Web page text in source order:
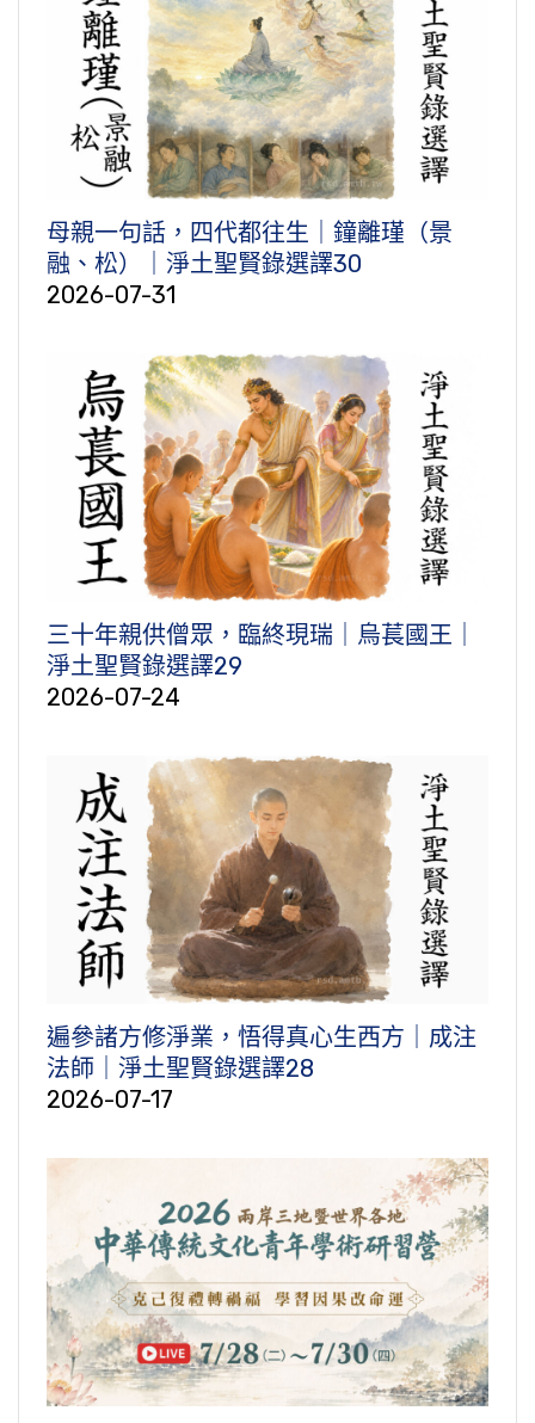
母親一句話，四代都往生｜鐘離瑾（景
融、松）｜淨土聖賢錄選譯30
2026-07-31
三十年親供僧眾，臨終現瑞｜烏萇國王｜
淨土聖賢錄選譯29
2026-07-24
遍參諸方修淨業，悟得真心生西方｜成注
法師｜淨土聖賢錄選譯28
2026-07-17